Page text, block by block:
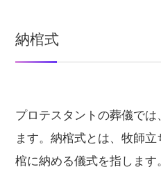
納棺式
プロテスタントの葬儀で
ます。納棺式とは、牧師
棺に納める儀式を指しま